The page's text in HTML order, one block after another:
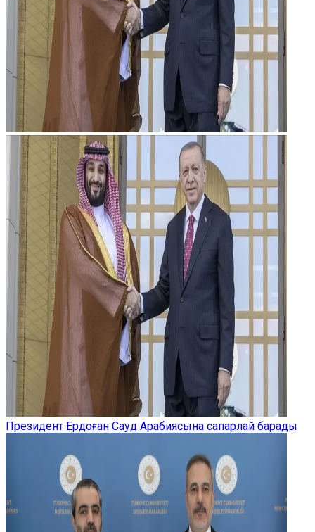
Президент Ердоған Сауд Арабиясына сапарлай барады